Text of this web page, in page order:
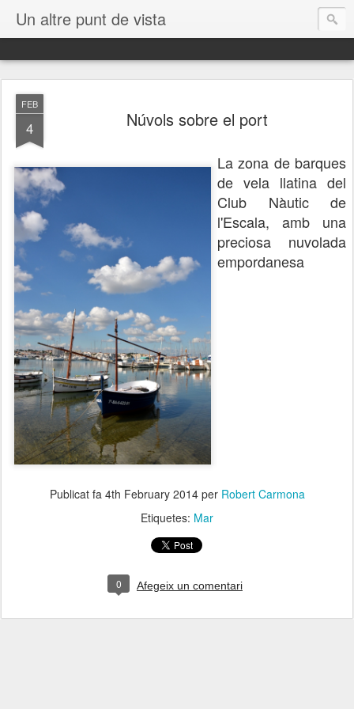
Un altre punt de vista
FEB
4 Núvols sobre el port
La zona de barques
de vela llatina del
Club Nàutic de
l'Escala, amb una
preciosa nuvolada
empordanesa
Publicat fa 4th February 2014per Robert Carmona
Etiquetes: Mar
0 Afegeix un comentari